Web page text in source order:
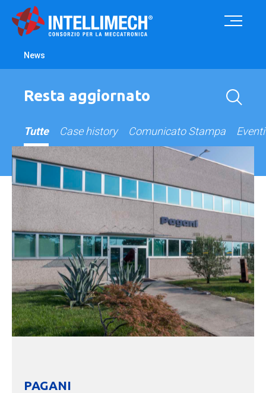
News
Resta aggiornato
Tutte Case history Comunicato Stampa Eventi
PAGANI